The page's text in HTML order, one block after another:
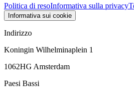
Politica di resoInformativa sulla privacy
Informativa sui cookie
Indirizzo
Koningin Wilhelminaplein 1
1062HG Amsterdam
Paesi Bassi